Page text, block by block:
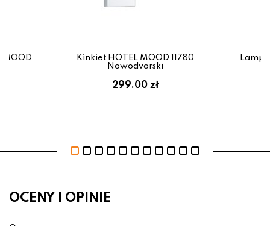
MOOD
Kinkiet HOTEL MOOD 11780
Nowodvorski
299.00 zł
OCENY I OPINIE